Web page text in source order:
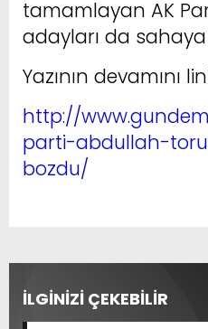
tamamlayan AK
adayları da
Yazının devamını
http://
parti-abdullah-
bozdu/
İLGİNİZİ ÇEKEBİLİR